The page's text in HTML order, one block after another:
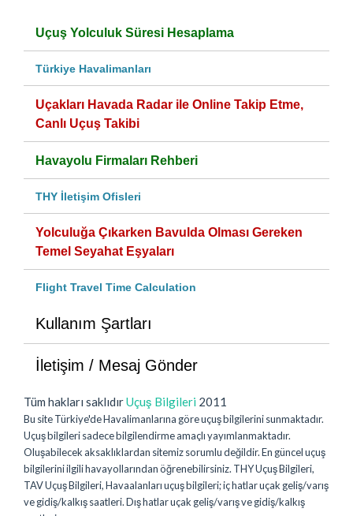
Uçuş Yolculuk Süresi Hesaplama
Türkiye Havalimanları
Uçakları Havada Radar ile Online Takip Etme,
Canlı Uçuş Takibi
Havayolu Firmaları Rehberi
THY İletişim Ofisleri
Yolculuğa Çıkarken Bavulda Olması Gereken
Temel Seyahat Eşyaları
Flight Travel Time Calculation
Kullanım Şartları
İletişim / Mesaj Gönder
Tüm hakları saklıdırUçuş Bilgileri 2011
Bu site Türkiye'de Havalimanlarına göre uçuş bilgilerini sunmaktadır.
Uçuş bilgileri sadece bilgilendirme amaçlı yayımlanmaktadır.
Oluşabilecek aksaklıklardan sitemiz sorumlu değildir. En güncel uçuş
bilgilerini ilgili havayollarından öğrenebilirsiniz. THY Uçuş Bilgileri,
TAV Uçuş Bilgileri, Havaalanları uçuş bilgileri; iç hatlar uçak geliş/varış
ve gidiş/kalkış saatleri. Dış hatlar uçak geliş/varış ve gidiş/kalkış